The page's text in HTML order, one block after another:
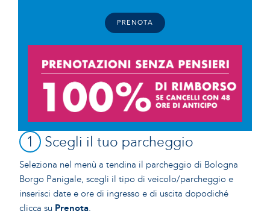
PRENOTA
1 Scegli il tuo parcheggio
Seleziona nel menù a tendina il parcheggio di Bologna
Borgo Panigale, scegli il tipo di veicolo/parcheggio e
inserisci date e ore di ingresso e di uscita dopodiché
clicca su Prenota.